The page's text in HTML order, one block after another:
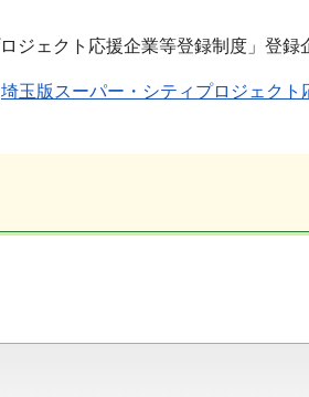
ジェクト応援企業等登録制度」登録
埼玉版スーパー・シティプロジェクト